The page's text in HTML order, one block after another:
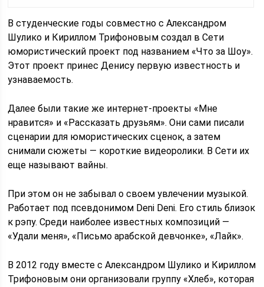
В студенческие годы совместно с Александром
Шулико и Кириллом Трифоновым создал в Сети
юмористический проект под названием «Что за Шоу».
Этот проект принес Денису первую известность и
узнаваемость.
Далее были такие же интернет-проекты «Мне
нравится» и «Рассказать друзьям». Они сами писали
сценарии для юмористических сценок, а затем
снимали сюжеты — короткие видеоролики. В Сети их
еще называют вайны.
При этом он не забывал о своем увлечении музыкой.
Работает под псевдонимом Deni Deni. Его стиль близок
к рэпу. Среди наиболее известных композиций —
«Удали меня», «Письмо арабской девчонке», «Лайк».
В 2012 году вместе с Александром Шулико и Кириллом
Трифоновым они организовали группу «Хлеб», которая